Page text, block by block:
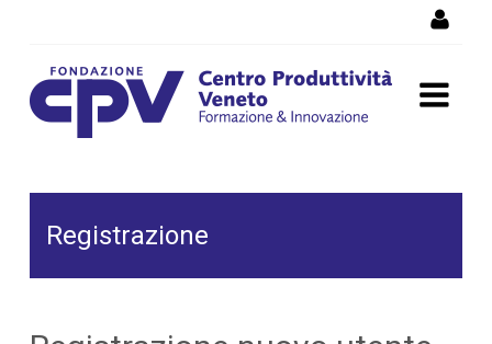
Registrazione
Registrazione